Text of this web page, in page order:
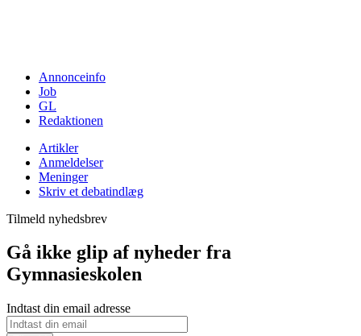
Annonceinfo
Job
GL
Redaktionen
Artikler
Anmeldelser
Meninger
Skriv et debatindlæg
Tilmeld nyhedsbrev
Gå ikke glip af nyheder fra
Gymnasieskolen
Indtast din email adresse